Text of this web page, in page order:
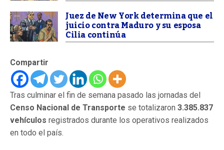
Juez de New York determina que el
juicio contra Maduro y su esposa
Cilia continúa
Compartir
Tras culminar el fin de semana pasado las jornadas del
Censo Nacional de Transporte se totalizaron 3.385.837
vehículos registrados durante los operativos realizados
en todo el país.